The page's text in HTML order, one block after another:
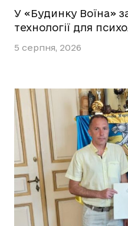
У «Будинку Воїна»
технології для
5 серпня, 2026